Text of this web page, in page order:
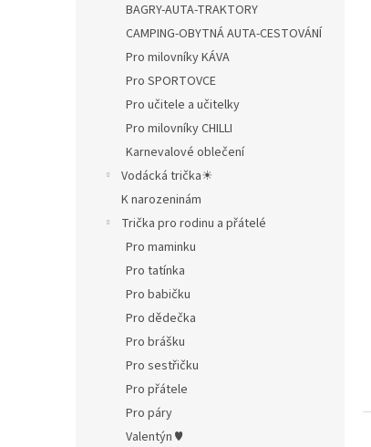
BAGRY-AUTA-TRAKTORY
CAMPING-OBYTNÁ AUTA-CESTOVÁNÍ
Pro milovníky KÁVA
Pro SPORTOVCE
Pro učitele a učitelky
Pro milovníky CHILLI
Karnevalové oblečení
Vodácká trička☀
K narozeninám
Trička pro rodinu a přátelé
Pro maminku
Pro tatínka
Pro babičku
Pro dědečka
Pro brášku
Pro sestřičku
Pro přátele
Pro páry
Valentýn ♥